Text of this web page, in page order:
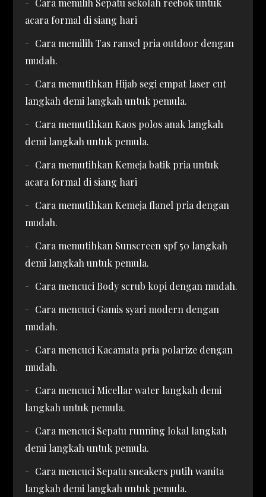
acara formal di siang hari
Cara memilih Tas ransel pria outdoor dengan
mudah.
Cara memutihkan Hijab segi empat laser cut
langkah demi langkah untuk pemula.
Cara memutihkan Kaos polos anak langkah
demi langkah untuk pemula.
Cara memutihkan Kemeja batik pria untuk
acara formal di siang hari
Cara memutihkan Kemeja flanel pria dengan
mudah.
Cara memutihkan Sunscreen spf 50 langkah
demi langkah untuk pemula.
Cara mencuci Body scrub kopi dengan mudah.
Cara mencuci Gamis syari modern dengan
mudah.
Cara mencuci Kacamata pria polarize dengan
mudah.
Cara mencuci Micellar water langkah demi
langkah untuk pemula.
Cara mencuci Sepatu running lokal langkah
demi langkah untuk pemula.
Cara mencuci Sepatu sneakers putih wanita
langkah demi langkah untuk pemula.